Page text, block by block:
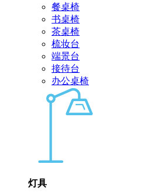
餐桌椅
书桌椅
茶桌椅
梳妆台
端景台
接待台
办公桌椅
灯具